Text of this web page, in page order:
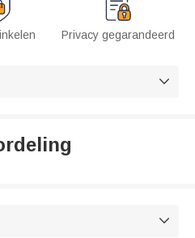
Privacy gegarandeerd

